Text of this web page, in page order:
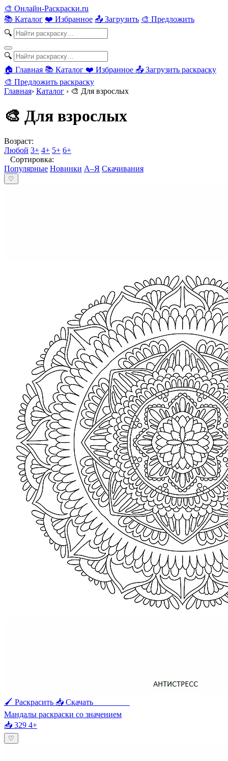
🎨 Онлайн-Раскраски.ru
📚 Каталог ❤️ Избранное 📤 Загрузить 🎨 Предложить
🔍
🔍
🏠 Главная 📚 Каталог ❤️ Избранное 📤 Загрузить раскраску
🎨 Предложить раскраску
Главная› Каталог › 🎨 Для взрослых
🎨 Для взрослых
Возраст:
Любой 3+ 4+ 5+ 6+
Сортировка:
Популярные Новинки А–Я Скачивания
♡
🖌 Раскрасить 📥 Скачать
Мандалы раскраски со значением
📥 329 4+
♡